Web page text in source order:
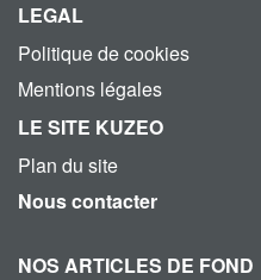
LEGAL
Politique de cookies
Mentions légales
LE SITE KUZEO
Plan du site
Nous contacter
NOS ARTICLES DE FOND